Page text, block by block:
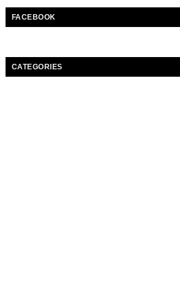
FACEBOOK
CATEGORIES